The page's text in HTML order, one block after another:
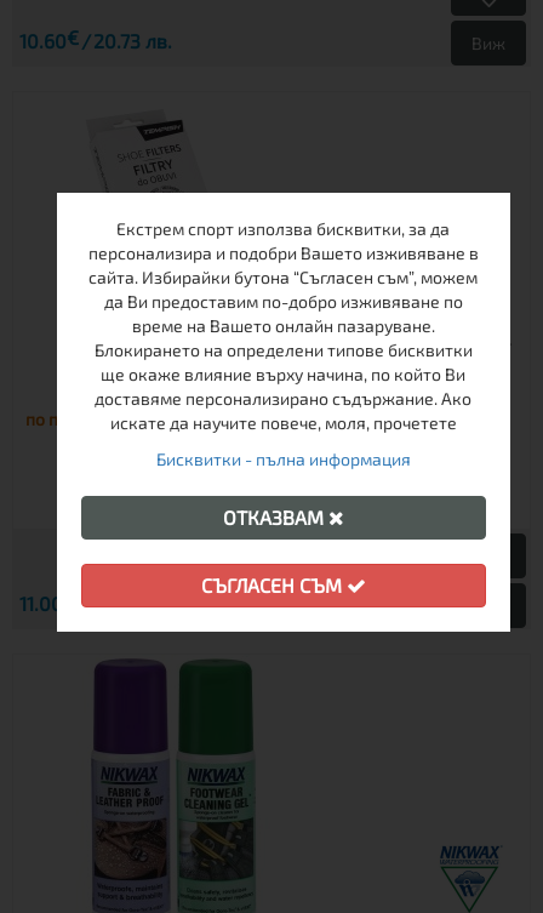
10.60€ 20.73 лв. Виж
ФИЛТЪР ЗА ОБУВКИ И КЪНКИ FRESH
по поръчка
11.00 21.51 лв. Виж
Екстрем спорт използва бисквитки, за да
персонализира и подобри Вашето изживяване в
сайта. Избирайки бутона “Съгласен съм”, можем
да Ви предоставим по-добро изживяване по
време на Вашето онлайн пазаруване.
Блокирането на определени типове бисквитки
ще окаже влияние върху начина, по който Ви
доставяме персонализирано съдържание. Ако
искате да научите повече, моля, прочетете
Бисквитки - пълна информация
ОТКАЗВАМ
СЪГЛАСЕН СЪМ